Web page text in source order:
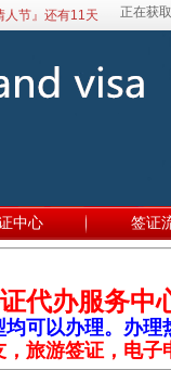
人节』还有11天
中心 签证
代办服务中
均可以办理。办
旅游签证，电子